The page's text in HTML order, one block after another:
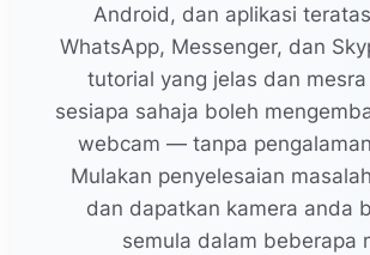
Android, dan aplikasi
WhatsApp, Messenger, dan
tutorial yang jelas dan
sesiapa sahaja boleh
webcam — tanpa
Mulakan penyelesaian
dan dapatkan kamera anda
semula dalam beberapa